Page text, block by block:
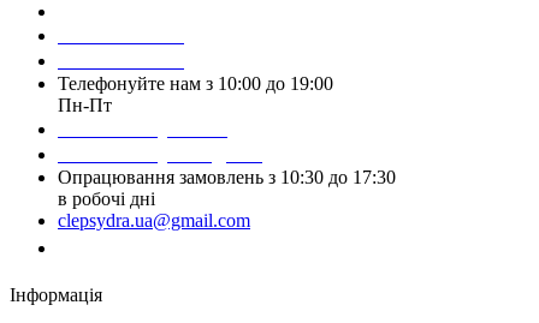
Телефонуйте нам з 10:00 до 19:00
Пн-Пт
Опрацювання замовлень з 10:30 до 17:30
в робочі дні
clepsydra.ua@gmail.com
Інформація